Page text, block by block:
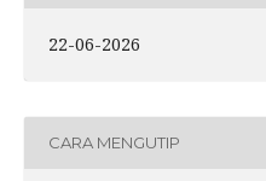
22-06-2026
CARA MENGUTIP